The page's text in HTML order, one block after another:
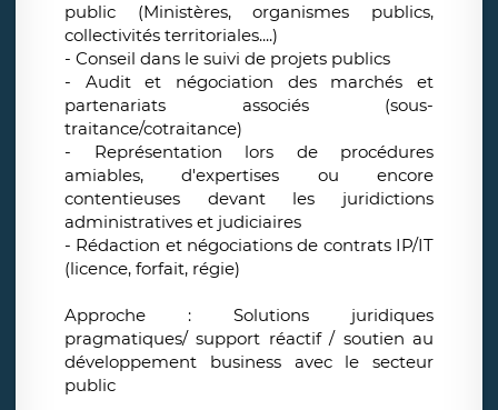
public (Ministères, organismes publics,
collectivités territoriales....)
- Conseil dans le suivi de projets publics
- Audit et négociation des marchés et
partenariats associés (sous-
traitance/cotraitance)
- Représentation lors de procédures
amiables, d'expertises ou encore
contentieuses devant les juridictions
administratives et judiciaires
- Rédaction et négociations de contrats IP/IT
(licence, forfait, régie)
Approche : Solutions juridiques
pragmatiques/ support réactif / soutien au
développement business avec le secteur
public